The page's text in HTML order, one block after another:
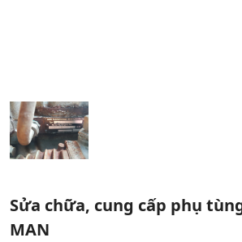
Sửa chữa, cung cấp phụ
MAN